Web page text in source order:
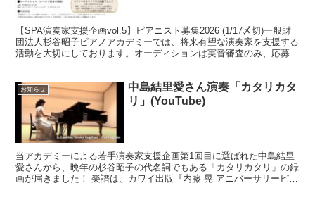
【SPA演奏家支援企画vol.5】ピアニスト募集2026 (1/17〆切)一般財
団法人杉谷昭子ピアノアカデミーでは、将来有望な演奏家を支援する
活動を大切にしております。オーディションは実音審査のみ、応募者
お知らせ
中島結里愛さん演奏「カタリカタ
リ」(YouTube)
当アカデミーによる若手演奏家支援企画第1回目に選ばれた中島結里
愛さんから、晩年の杉谷昭子の代名詞でもある「カタリカタリ」の録
画が届きました！ 楽譜は、カワイ出版『内藤 晃 アニバーサリーピア